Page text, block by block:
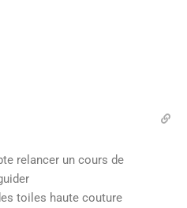
relancer un cours de
toiles haute couture